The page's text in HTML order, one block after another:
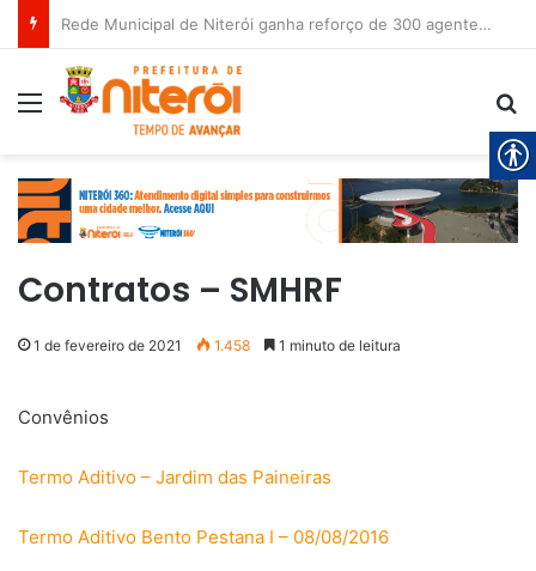
Rede Municipal de Niterói ganha reforço de 300 agentes de apoio escolar
Menu
Contratos – SMHRF
1 de fevereiro de 2021 1.458 1 minuto de leitura
Convênios
Termo Aditivo – Jardim das Paineiras
Termo Aditivo Bento Pestana I – 08/08/2016